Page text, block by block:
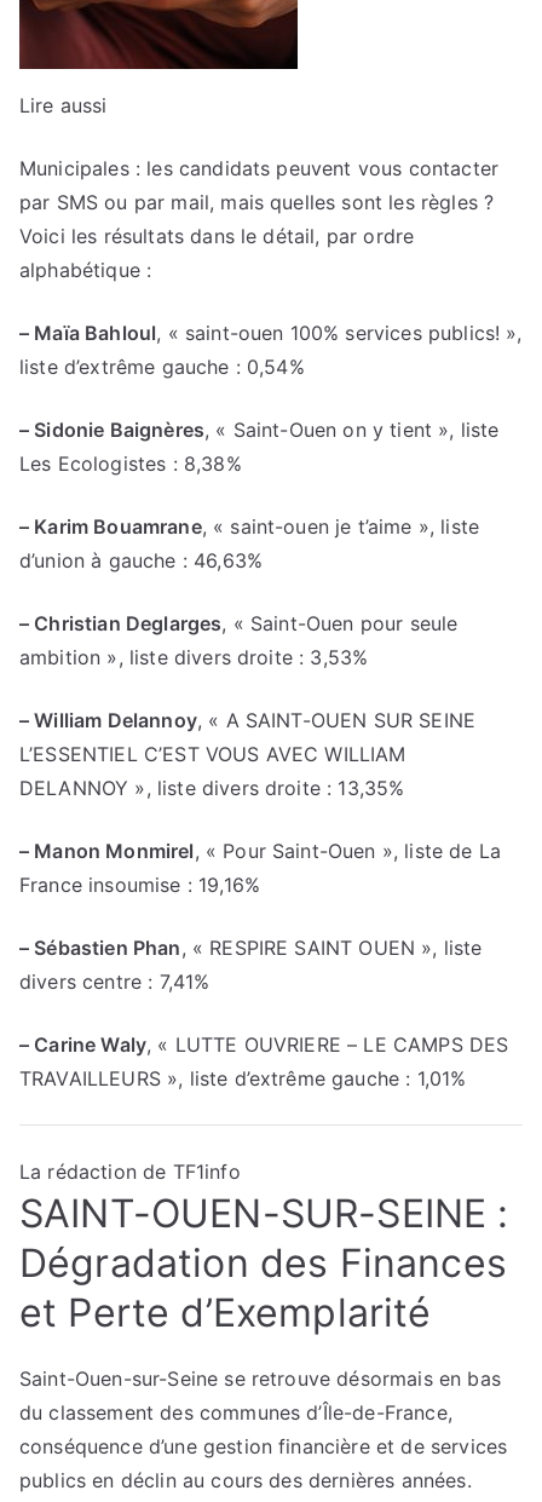
Lire aussi
Municipales : les candidats peuvent vous contacter
par SMS ou par mail, mais quelles sont les règles ?
Voici les résultats dans le détail, par ordre
alphabétique :
– Maïa Bahloul, « saint-ouen 100% services publics! »,
liste d’extrême gauche : 0,54%
– Sidonie Baignères, « Saint-Ouen on y tient », liste
Les Ecologistes : 8,38%
– Karim Bouamrane, « saint-ouen je t’aime », liste
d’union à gauche : 46,63%
– Christian Deglarges, « Saint-Ouen pour seule
ambition », liste divers droite : 3,53%
– William Delannoy, « A SAINT-OUEN SUR SEINE
L’ESSENTIEL C’EST VOUS AVEC WILLIAM
DELANNOY », liste divers droite : 13,35%
– Manon Monmirel, « Pour Saint-Ouen », liste de La
France insoumise : 19,16%
– Sébastien Phan, « RESPIRE SAINT OUEN », liste
divers centre : 7,41%
– Carine Waly, « LUTTE OUVRIERE – LE CAMPS DES
TRAVAILLEURS », liste d’extrême gauche : 1,01%
La rédaction de TF1info
SAINT-OUEN-SUR-SEINE :
Dégradation des Finances
et Perte d’Exemplarité
Saint-Ouen-sur-Seine se retrouve désormais en bas
du classement des communes d’Île-de-France,
conséquence d’une gestion financière et de services
publics en déclin au cours des dernières années.